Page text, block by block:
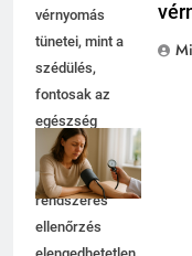
vérnyomás
tünetei, mint a
szédülés,
fontosak az
egészség
megőrzésében,
ezért a
rendszeres
ellenőrzés